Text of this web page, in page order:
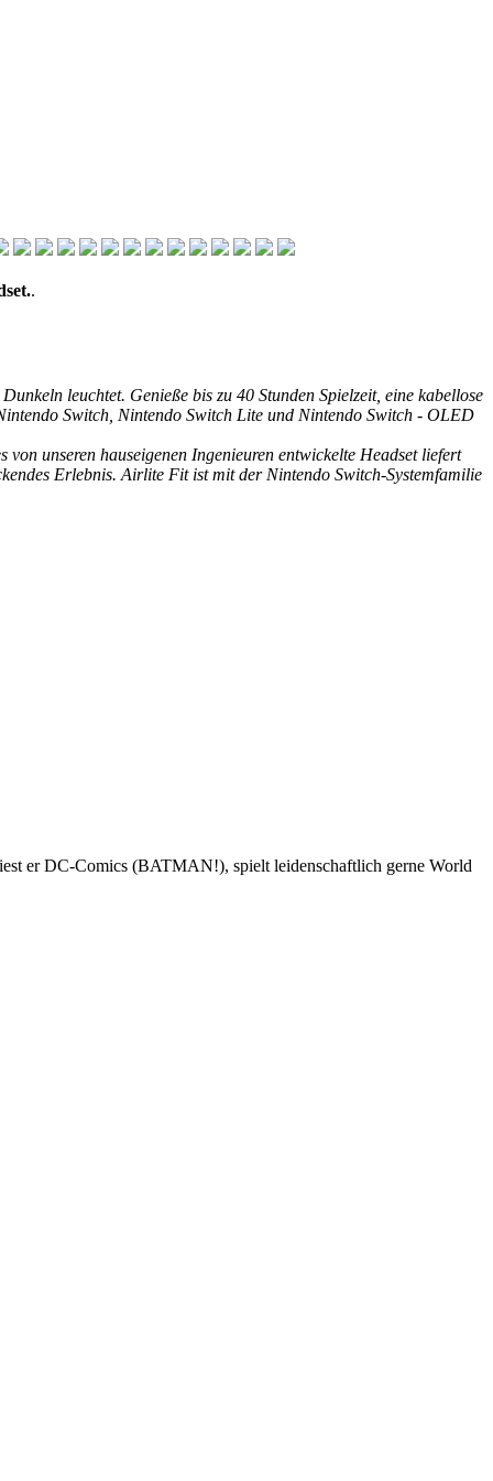
.
leuchtet. Genieße bis zu 40 Stunden Spielzeit, eine kabellose
Switch, Nintendo Switch Lite und Nintendo Switch - OLED
unseren hauseigenen Ingenieuren entwickelte Headset liefert
Erlebnis. Airlite Fit ist mit der Nintendo Switch-Systemfamilie
er DC-Comics (BATMAN!), spielt leidenschaftlich gerne World